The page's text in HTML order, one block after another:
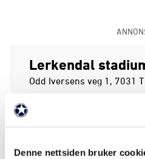
Denne nettsiden bruker
Lerkendal
Odd Iversens veg 1, 7031
Rosenborg Ballklub, Pb.